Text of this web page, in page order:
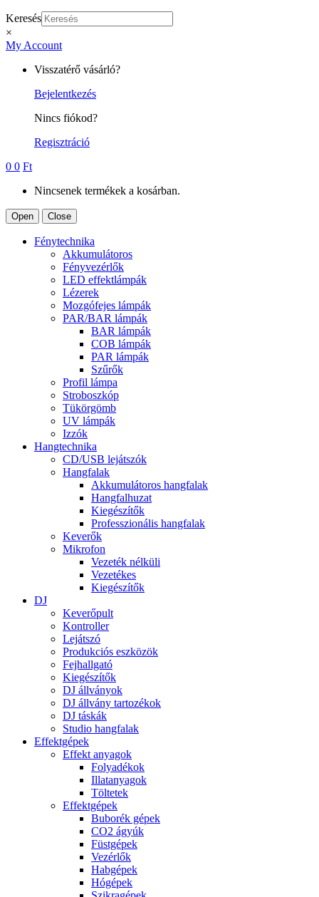
Keresés
×
My Account
Visszatérő vásárló?
Bejelentkezés
Nincs fiókod?
Regisztráció
0 0 Ft
Nincsenek termékek a kosárban.
Open Close
Fénytechnika
Akkumulátoros
Fényvezérlők
LED effektlámpák
Lézerek
Mozgófejes lámpák
PAR/BAR lámpák
BAR lámpák
COB lámpák
PAR lámpák
Szűrők
Profil lámpa
Stroboszkóp
Tükörgömb
UV lámpák
Izzók
Hangtechnika
CD/USB lejátszók
Hangfalak
Akkumulátoros hangfalak
Hangfalhuzat
Kiegészítők
Professzionális hangfalak
Keverők
Mikrofon
Vezeték nélküli
Vezetékes
Kiegészítők
DJ
Keverőpult
Kontroller
Lejátszó
Produkciós eszközök
Fejhallgató
Kiegészítők
DJ állványok
DJ állvány tartozékok
DJ táskák
Studio hangfalak
Effektgépek
Effekt anyagok
Folyadékok
Illatanyagok
Töltetek
Effektgépek
Buborék gépek
CO2 ágyúk
Füstgépek
Vezérlők
Habgépek
Hógépek